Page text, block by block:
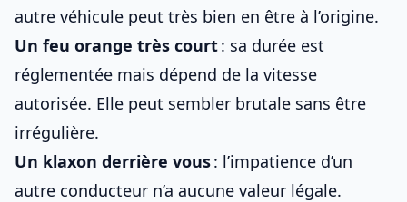
autre véhicule peut très bien en être à l’origine.
Un feu orange très court: sa durée est
réglementée mais dépend de la vitesse
autorisée. Elle peut sembler brutale sans être
irrégulière.
Un klaxon derrière vous: l’impatience d’un
autre conducteur n’a aucune valeur légale.